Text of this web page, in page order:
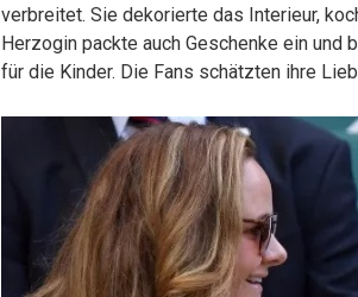
verbreitet. Sie dekorierte das Interieur,
Herzogin packte auch Geschenke ein
für die Kinder. Die Fans schätzten ihre